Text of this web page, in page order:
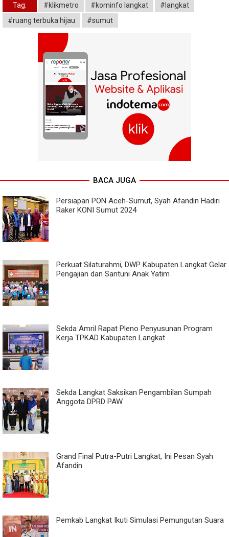
Tag: #klikmetro #kominfo langkat
#langkat
#ruang terbuka hijau
#sumut
BACA JUGA
Persiapan PON Aceh-Sumut, Syah Afandin Hadiri
Raker KONI Sumut 2024
Perkuat Silaturahmi, DWP Kabupaten Langkat Gelar
Pengajian dan Santuni Anak Yatim
Sekda Amril Rapat Pleno Penyusunan Program
Kerja TPKAD Kabupaten Langkat
Sekda Langkat Saksikan Pengambilan Sumpah
Anggota DPRD PAW
Grand Final Putra-Putri Langkat, Ini Pesan Syah
Afandin
Pemkab Langkat Ikuti Simulasi Pemungutan Suara